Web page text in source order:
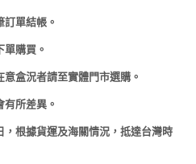
單結帳。
單購買。
盒況者請至實體門市選購。
所差異。
根據貨運及海關情況，抵達台灣時